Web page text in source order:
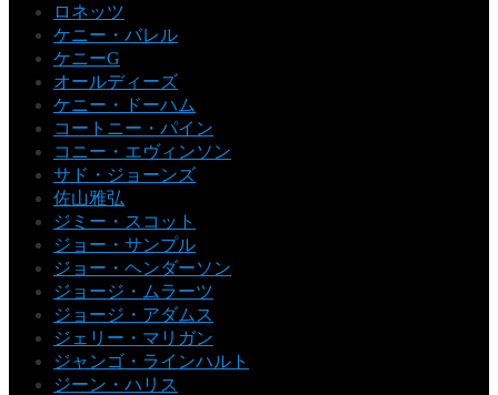
ロネッツ
ケニー・バレル
ケニーG
オールディーズ
ケニー・ドーハム
コートニー・パイン
コニー・エヴィンソン
サド・ジョーンズ
佐山雅弘
ジミー・スコット
ジョー・サンプル
ジョー・ヘンダーソン
ジョージ・ムラーツ
ジョージ・アダムス
ジェリー・マリガン
ジャンゴ・ラインハルト
ジーン・ハリス